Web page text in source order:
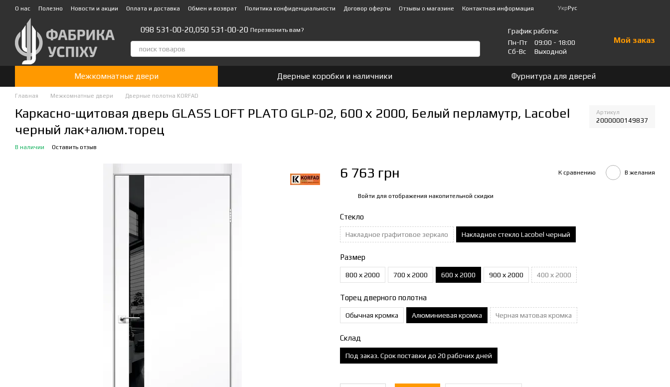
Перейти к основному контенту
О нас Полезно Новости и акции Оплата и доставка Обмен и возврат Политика конфиденциальности Договор оферты Отзывы о магазине
Контактная информация
Стать партнером!👍
УкрРус
098 531-00-20,050 531-00-20 Перезвонить вам?
График работы:
Пн-Пт
09:00 - 18:00
Сб-Вс
Выходной
Мой заказ
Межкомнатные двери Дверные коробки и наличники Фурнитура для дверей
Главная Межкомнатные двери Дверные полотна KORFAD
Каркасно-щитовая дверь GLASS LOFT PLATO GLP-02, 600 х 2000, Белый перламутр, Lacobel
черный лак+алюм.торец
Артикул
2000000149837
В наличии Оставить отзыв
6 763 грн К сравнению В желания
Войти для отображения накопительной скидки
Стекло
Накладное графитовое зеркало Накладное стекло Lacobel черный
Размер
800 х 2000 700 х 2000 600 х 2000 900 х 2000 400 х 2000
Торец дверного полотна
Обычная кромка Алюминиевая кромка Черная матовая кромка
Склад
Под заказ. Срок поставки до 20 рабочих дней